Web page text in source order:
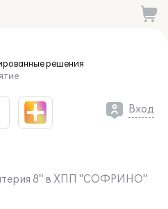
решения
Вход
8" в ХПП "СОФРИНО"